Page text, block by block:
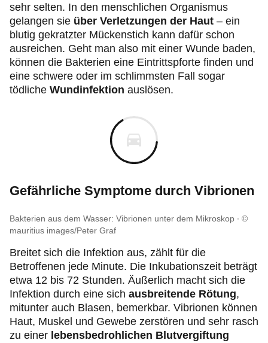
sehr selten. In den menschlichen Organismus
gelangen sie über Verletzungen der Haut – ein
blutig gekratzter Mückenstich kann dafür schon
ausreichen. Geht man also mit einer Wunde baden,
können die Bakterien eine Eintrittspforte finden und
eine schwere oder im schlimmsten Fall sogar
tödliche Wundinfektion auslösen.
Gefährliche Symptome durch Vibrionen
Bakterien aus dem Wasser: Vibrionen unter dem Mikroskop
©
mauritius images/Peter Graf
Breitet sich die Infektion aus, zählt für die
Betroffenen jede Minute. Die Inkubationszeit beträgt
etwa 12 bis 72 Stunden. Äußerlich macht sich die
Infektion durch eine sich ausbreitende Rötung,
mitunter auch Blasen, bemerkbar. Vibrionen können
Haut, Muskel und Gewebe zerstören und sehr rasch
zu einer lebensbedrohlichen Blutvergiftung